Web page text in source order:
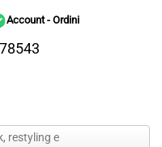
Account - Ordini
restyling e